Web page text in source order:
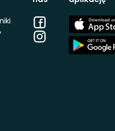
Facebook
Instagram
App
Store
App
Store